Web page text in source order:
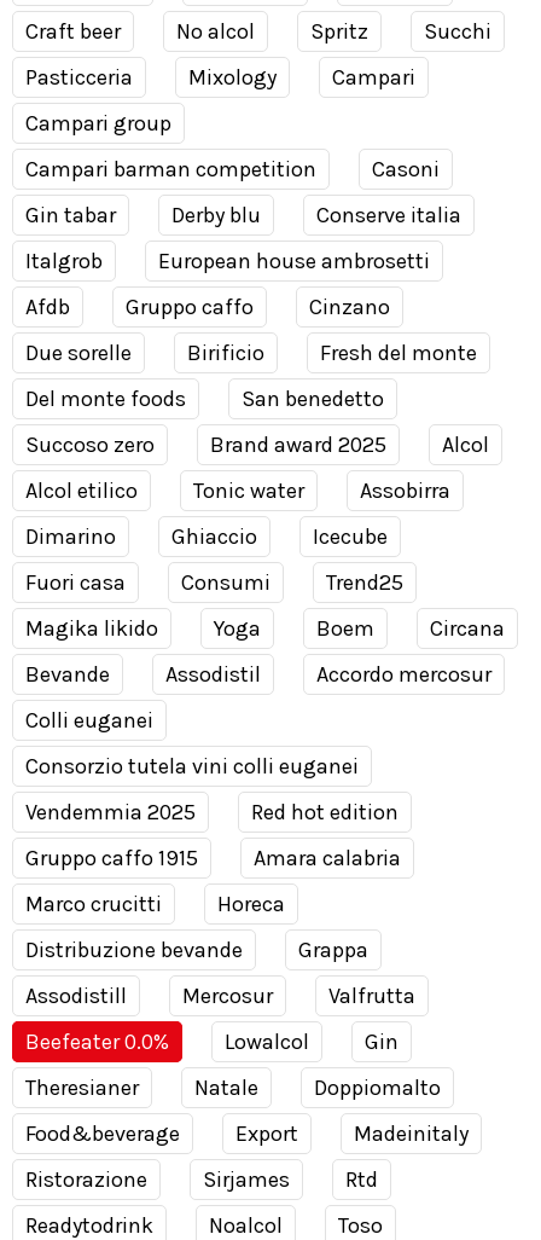
Craft beer
No alcol Spritz
Succhi
Pasticceria
Mixology
Campari
Campari group
Campari barman competition
Casoni
Gin tabar
Derby blu
Conserve italia
Italgrob
European house ambrosetti
Afdb
Gruppo caffo
Cinzano
Due sorelle
Birificio
Fresh del monte
Del monte foods
San benedetto
Succoso zero
Brand award 2025
Alcol
Alcol etilico
Tonic water
Assobirra
Dimarino
Ghiaccio
Icecube
Fuori casa
Consumi
Trend25
Magika likido
Yoga Boem
Circana
Bevande
Assodistil
Accordo mercosur
Colli euganei
Consorzio tutela vini colli euganei
Vendemmia 2025
Red hot edition
Gruppo caffo 1915
Amara calabria
Marco crucitti
Horeca
Distribuzione bevande
Grappa
Assodistill
Mercosur
Valfrutta
Beefeater 0.0%
Lowalcol
Gin
Theresianer
Natale
Doppiomalto
Food&beverage
Export
Madeinitaly
Ristorazione
Sirjames
Rtd
Readytodrink
Noalcol
Toso